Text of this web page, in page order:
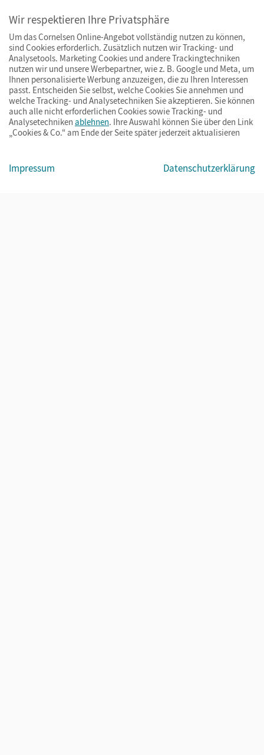
© Cornelsen Verlag 2026
ImpressumAGBDatenschutzBarrierefreiheitCookies & Co.
Wir respektieren Ihre Privatsphäre
Um das Cornelsen Online-Angebot vollständig nutzen zu können,
sind Cookies erforderlich. Zusätzlich nutzen wir Tracking- und
Analysetools. Marketing Cookies und andere Trackingtechniken
nutzen wir und unsere Werbepartner, wie z. B. Google und Meta, um
Ihnen personalisierte Werbung anzuzeigen, die zu Ihren Interessen
passt. Entscheiden Sie selbst, welche Cookies Sie annehmen und
welche Tracking- und Analysetechniken Sie akzeptieren. Sie können
auch alle nicht erforderlichen Cookies sowie Tracking- und
Analysetechniken ablehnen. Ihre Auswahl können Sie über den Link
„Cookies & Co.“ am Ende der Seite später jederzeit aktualisieren
Impressum Datenschutzerklärung